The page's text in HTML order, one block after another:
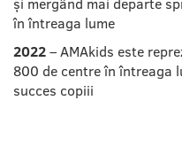
în întreaga lume
2022– AMAkids este
800 de centre în întreaga
succes copiii